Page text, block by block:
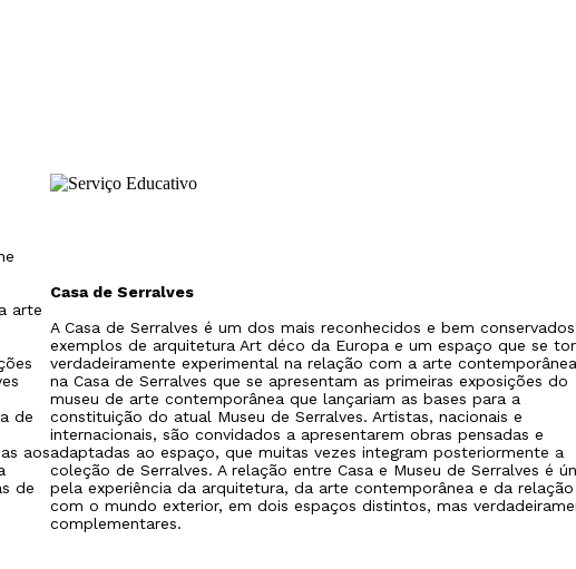
arte
de
aos
de
Casa de Serralves
A Casa de Serralves é um dos mais reconhecidos e bem conservados
exemplos de arquitetura Art déco da Europa e um espaço que se
verdadeiramente experimental na relação com a arte
na Casa de Serralves que se apresentam as primeiras exposições do
museu de arte contemporânea que lançariam as bases para a
constituição do atual Museu de Serralves. Artistas, nacionais e
internacionais, são convidados a apresentarem obras pensadas e
adaptadas ao espaço, que muitas vezes integram posteriormente a
coleção de Serralves. A relação entre Casa e Museu de Serralves é
pela experiência da arquitetura, da arte contemporânea e da relação
com o mundo exterior, em dois espaços distintos, mas
complementares.